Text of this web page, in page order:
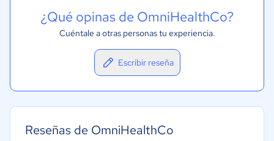
¿Qué opinas de OmniHealthCo?
Cuéntale a otras personas tu experiencia.
Escribir reseña
Reseñas de OmniHealthCo